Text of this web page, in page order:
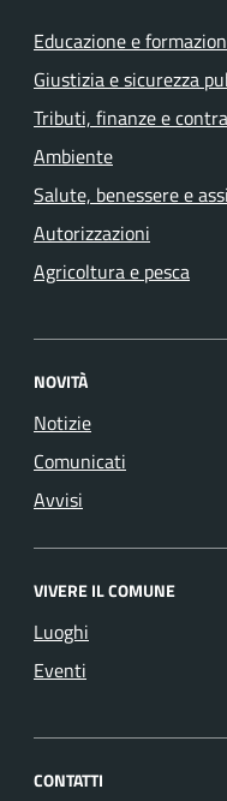
Educazione e
Giustizia e sicurezza
Tributi, finanze e
Ambiente
Salute, benessere e
Autorizzazioni
Agricoltura e pesca
NOVITÀ
Notizie
Comunicati
Avvisi
VIVERE IL COMUNE
Luoghi
Eventi
CONTATTI